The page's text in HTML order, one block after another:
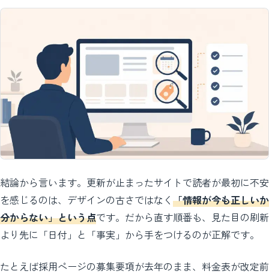
結論から言います。更新が止まったサイトで読者が最初に不安
を感じるのは、デザインの古さではなく 「情報が今も正しいか
分からない」という点です。だから直す順番も、見た目の刷新
より先に「日付」と「事実」から手をつけるのが正解です。
たとえば採用ページの募集要項が去年のまま、料金表が改定前